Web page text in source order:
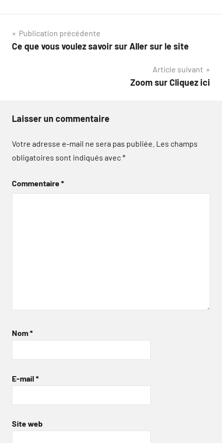
Navigation
de
Publication précédente
Ce que vous voulez savoir sur Aller sur le site
Article suivant
Zoom sur Cliquez ici
Laisser un commentaire
Votre adresse e-mail ne sera pas publiée. Les champs
obligatoires sont indiqués avec*
Commentaire*
Nom*
E-mail *
Site web